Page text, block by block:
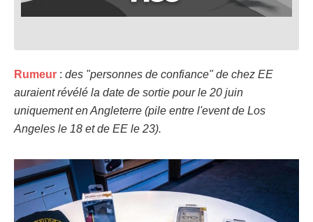
Rumeur : des "personnes de confiance" de chez EE
auraient révélé la date de sortie pour le 20 juin
uniquement en Angleterre (pile entre l'event de Los
Angeles le 18 et de EE le 23).